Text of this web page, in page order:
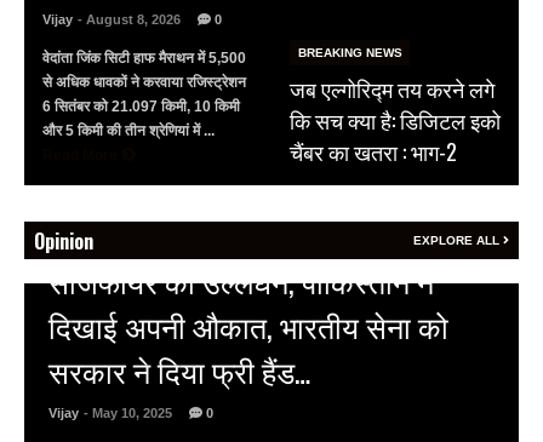
Vijay - August 8, 2026 0
वेदांता जिंक सिटी हाफ मैराथन में 5,500
से अधिक धावकों ने करवाया रजिस्ट्रेशन
6 सितंबर को 21.097 किमी, 10 किमी
और 5 किमी की तीन श्रेणियां में ...
BREAKING NEWS
जब एल्गोरिद्म तय करने लगे
कि सच क्या है: डिजिटल इको
चैंबर का खतरा : भाग-2
Opinion EXPLORE ALL
अल्बर्ट हॉल पर राजस्थान दिवस समारोह,
राजस्थानी लोक कलाकारों ने बांधा समां…
Vijay - March 30, 2025